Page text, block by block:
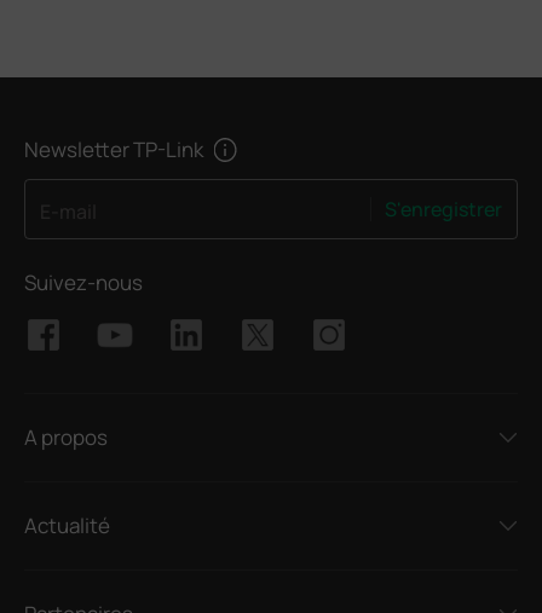
Newsletter TP-Link
S'enregistrer
Suivez-nous
A propos
Actualité